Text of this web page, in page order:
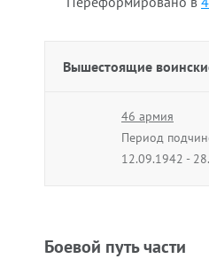
Вышестоящие
46 армия
Период
12.09.1942 -
Боевой путь части